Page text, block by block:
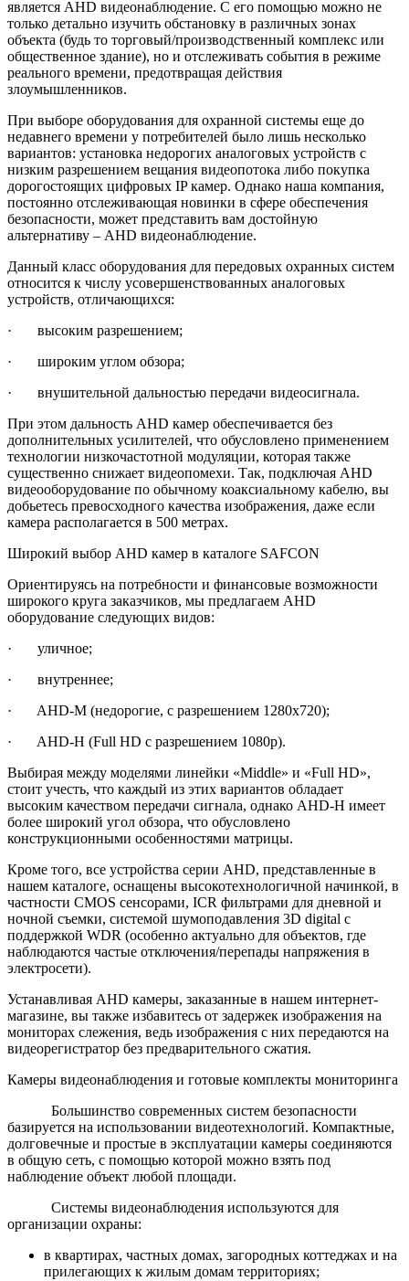
является AHD видеонаблюдение. С его помощью можно не
только детально изучить обстановку в различных зонах
объекта (будь то торговый/производственный комплекс или
общественное здание), но и отслеживать события в режиме
реального времени, предотвращая действия
злоумышленников.
При выборе оборудования для охранной системы еще до
недавнего времени у потребителей было лишь несколько
вариантов: установка недорогих аналоговых устройств с
низким разрешением вещания видеопотока либо покупка
дорогостоящих цифровых IP камер. Однако наша компания,
постоянно отслеживающая новинки в сфере обеспечения
безопасности, может представить вам достойную
альтернативу – AHD видеонаблюдение.
Данный класс оборудования для передовых охранных систем
относится к числу усовершенствованных аналоговых
устройств, отличающихся:
· высоким разрешением;
· широким углом обзора;
· внушительной дальностью передачи видеосигнала.
При этом дальность AHD камер обеспечивается без
дополнительных усилителей, что обусловлено применением
технологии низкочастотной модуляции, которая также
существенно снижает видеопомехи. Так, подключая AHD
видеооборудование по обычному коаксиальному кабелю, вы
добьетесь превосходного качества изображения, даже если
камера располагается в 500 метрах.
Широкий выбор AHD камер в каталоге SAFCON
Ориентируясь на потребности и финансовые возможности
широкого круга заказчиков, мы предлагаем AHD
оборудование следующих видов:
· уличное;
· внутреннее;
· AHD-M (недорогие, с разрешением 1280х720);
· AHD-H (Full HD с разрешением 1080р).
Выбирая между моделями линейки «Middle» и «Full HD»,
стоит учесть, что каждый из этих вариантов обладает
высоким качеством передачи сигнала, однако AHD-H имеет
более широкий угол обзора, что обусловлено
конструкционными особенностями матрицы.
Кроме того, все устройства серии AHD, представленные в
нашем каталоге, оснащены высокотехнологичной начинкой, в
частности CMOS сенсорами, ICR фильтрами для дневной и
ночной съемки, системой шумоподавления 3D digital с
поддержкой WDR (особенно актуально для объектов, где
наблюдаются частые отключения/перепады напряжения в
электросети).
Устанавливая AHD камеры, заказанные в нашем интернет-
магазине, вы также избавитесь от задержек изображения на
мониторах слежения, ведь изображения с них передаются на
видеорегистратор без предварительного сжатия.
Камеры видеонаблюдения и готовые комплекты мониторинга
Большинство современных систем безопасности
базируется на использовании видеотехнологий. Компактные,
долговечные и простые в эксплуатации камеры соединяются
в общую сеть, с помощью которой можно взять под
наблюдение объект любой площади.
Системы видеонаблюдения используются для
организации охраны:
в квартирах, частных домах, загородных коттеджах и на
прилегающих к жилым домам территориях;